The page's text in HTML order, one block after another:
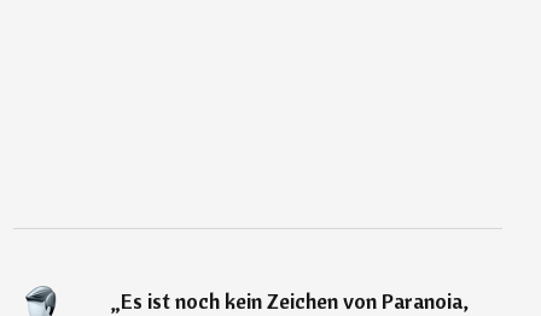
„Es ist noch kein Zeichen von Paranoia,